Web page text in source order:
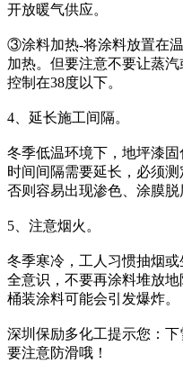
开放暖气供应。
③涂料加热-将涂料放置在
加热。但要注意不要让蒸
控制在38度以下。
4、延长施工间隔。
冬季低温环境下，地坪漆
时间间隔需要延长，必须测
否则容易出现渗色、涂膜脱
5、注意烟火。
冬季寒冷，工人习惯抽烟
全意识，不要再涂料堆放
桶装涂料可能会引发爆炸。
深圳保励多化工提示您：
要注意防滑哦！